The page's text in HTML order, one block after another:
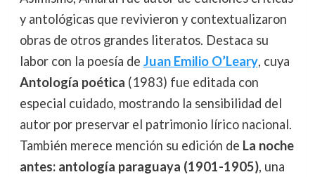
y antológicas que revivieron y contextualizaron
obras de otros grandes literatos. Destaca su
labor con la poesía de Juan Emilio O’Leary, cuya
Antología poética (1983) fue editada con
especial cuidado, mostrando la sensibilidad del
autor por preservar el patrimonio lírico nacional.
También merece mención su edición de La noche
antes: antología paraguaya (1901-1905), una